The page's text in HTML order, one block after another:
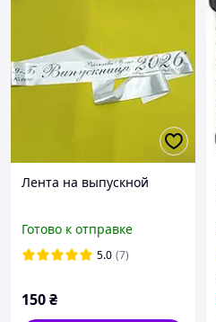
Лента на выпускной
Готово к отправке
5.0 (7)
150₴